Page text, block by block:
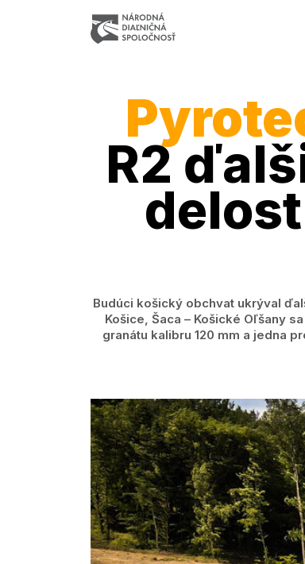
R2
Budúci košický obchvat ukrýval
Košice, Šaca – Košické Oľšany
granátu kalibru 120 mm a jedna